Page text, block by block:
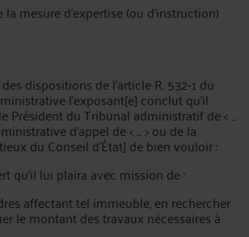
la mesure d'expertise (ou d'instruction)
dispositions de l'article R. 532-1 du
l'exposant[e] conclut qu'il
Président du Tribunal administratif de < ...
d'appel de < ... > ou de la
du Conseil d'État] de bien vouloir :
qu'il lui plaira avec mission de :
affectant tel immeuble, en rechercher
le montant des travaux nécessaires à